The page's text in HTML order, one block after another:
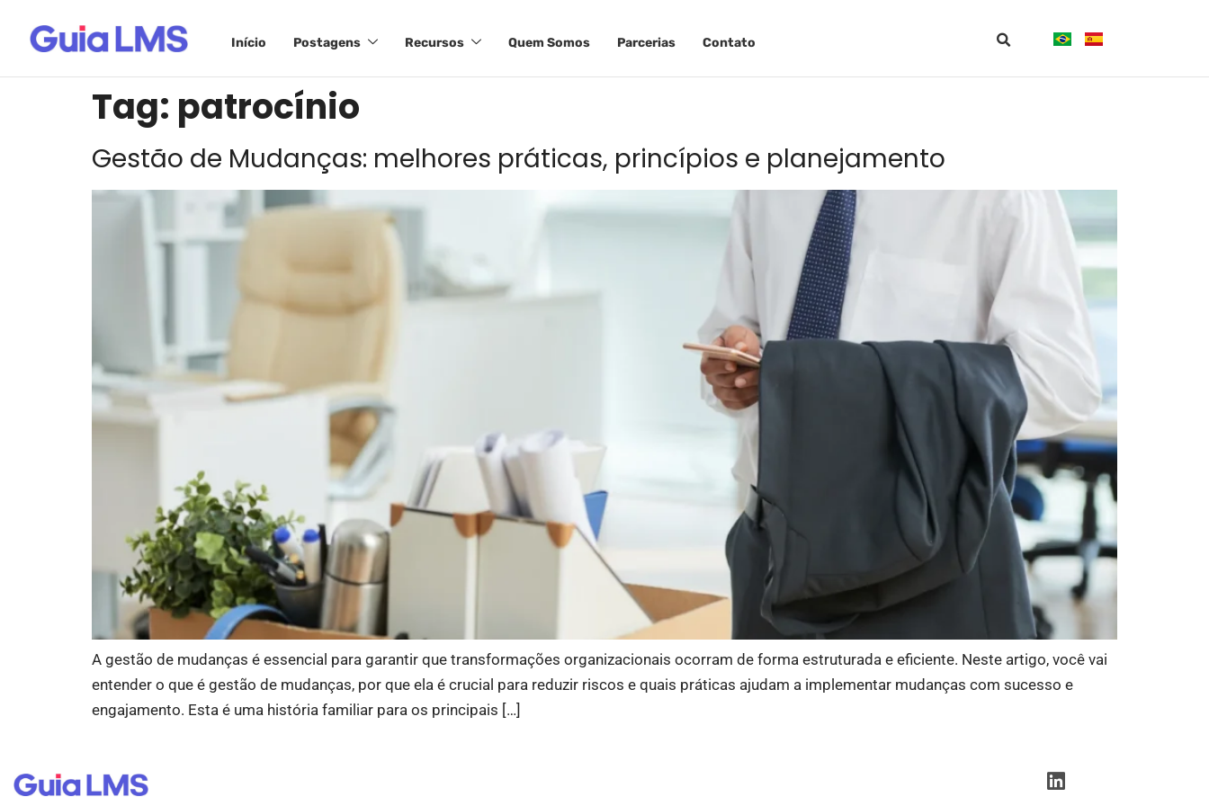
Início Postagens Recursos Quem Somos Parcerias Contato
Tag: patrocínio
Gestão de Mudanças: melhores práticas, princípios e planejamento
A gestão de mudanças é essencial para garantir que transformações organizacionais ocorram de forma estruturada e eficiente. Neste artigo, você vai
entender o que é gestão de mudanças, por que ela é crucial para reduzir riscos e quais práticas ajudam a implementar mudanças com sucesso e
engajamento. Esta é uma história familiar para os principais […]